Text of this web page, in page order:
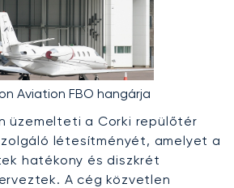
Aviation FBO hangárja
üzemelteti a Corki repülőtér
létesítményét, amelyet a
hatékony és diszkrét
A cég közvetlen